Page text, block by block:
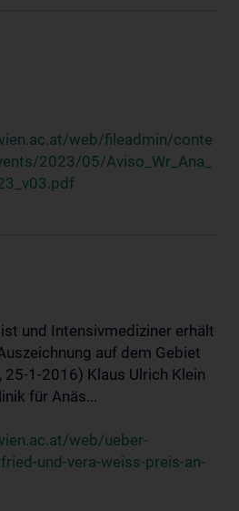
web/fileadmin/conte
2023/05/Aviso_Wr_Ana_
und Intensivmediziner erhält
auf dem Gebiet
25-1-2016) Klaus Ulrich Klein
für Anäs...
web/ueber-
und-vera-weiss-preis-an-